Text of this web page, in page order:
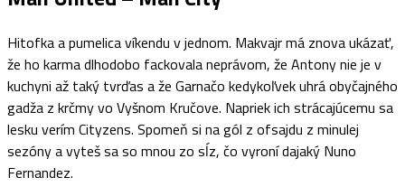
Hitofka a pumelica víkendu v jednom. Makvajr má znova ukázať,
že ho karma dlhodobo fackovala neprávom, že Antony nie je v
kuchyni až taký tvrďas a že Garnačo kedykoľvek uhrá obyčajného
gadža z krčmy vo Vyšnom Kručove. Napriek ich strácajúcemu sa
lesku verím Cityzens. Spomeň si na gól z ofsajdu z minulej
sezóny a vyteš sa so mnou zo sĺz, čo vyroní dajaký Nuno
Fernandez.